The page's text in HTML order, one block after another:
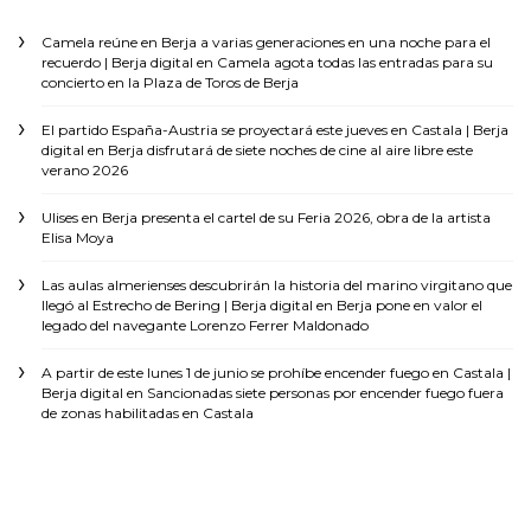
Camela reúne en Berja a varias generaciones en una noche para el
recuerdo | Berja digital en Camela agota todas las entradas para su
concierto en la Plaza de Toros de Berja
El partido España-Austria se proyectará este jueves en Castala | Berja
digital en Berja disfrutará de siete noches de cine al aire libre este
verano 2026
Ulises en Berja presenta el cartel de su Feria 2026, obra de la artista
Elisa Moya
Las aulas almerienses descubrirán la historia del marino virgitano que
llegó al Estrecho de Bering | Berja digital en Berja pone en valor el
legado del navegante Lorenzo Ferrer Maldonado
A partir de este lunes 1 de junio se prohíbe encender fuego en Castala |
Berja digital en Sancionadas siete personas por encender fuego fuera
de zonas habilitadas en Castala